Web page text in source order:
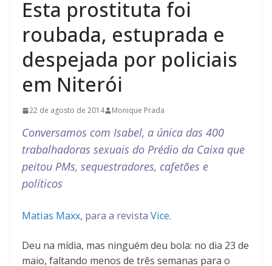
Esta prostituta foi
roubada, estuprada e
despejada por policiais
em Niterói
22 de agosto de 2014 Monique Prada
Conversamos com Isabel, a única das 400
trabalhadoras sexuais do Prédio da Caixa que
peitou PMs, sequestradores, cafetões e
políticos
Matias Maxx, para a revista Vice.
Deu na mídia, mas ninguém deu bola: no dia 23 de
maio, faltando menos de três semanas para o